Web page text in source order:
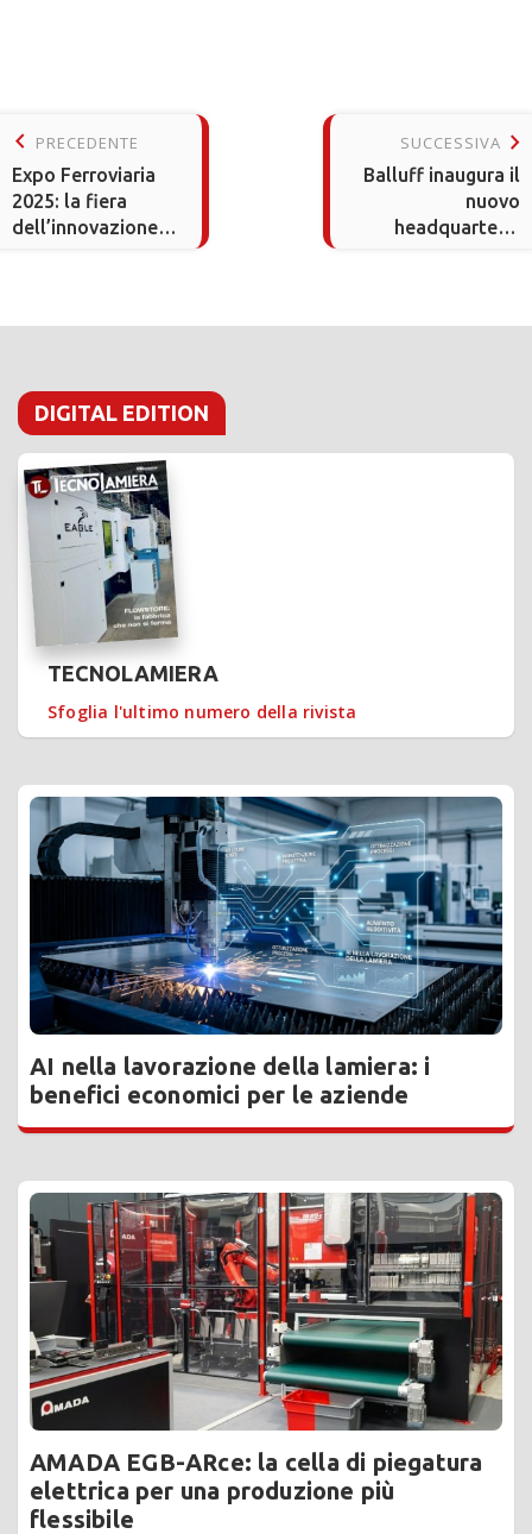
keyboard_arrow_left PRECEDENTE
Expo Ferroviaria
2025: la fiera
dell’innovazione
SUCCESSIVA keyboard_arrow_right
Balluff inaugura il
nuovo
headquarter a
DIGITAL EDITION
TECNOLAMIERA
Sfoglia l'ultimo numero della rivista
AI nella lavorazione della lamiera: i
benefici economici per le aziende
AMADA EGB-ARce: la cella di piegatura
elettrica per una produzione più
flessibile